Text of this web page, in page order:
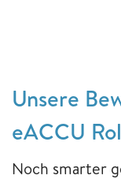
Unsere
eACCU
Noch smarter